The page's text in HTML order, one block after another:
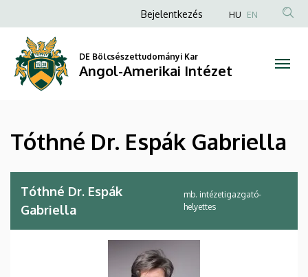
Dr.
Espák
Gabriella
Angol-
Amerikai
Intézet
a
tartalomra
Anonim
fiók
menüje
Bejelentkezés HU EN
DE Bölcsészettudományi Kar
Angol-Amerikai Intézet
Tóthné Dr. Espák Gabriella
Tóthné Dr. Espák
Gabriella
mb. intézetigazgató-
helyettes